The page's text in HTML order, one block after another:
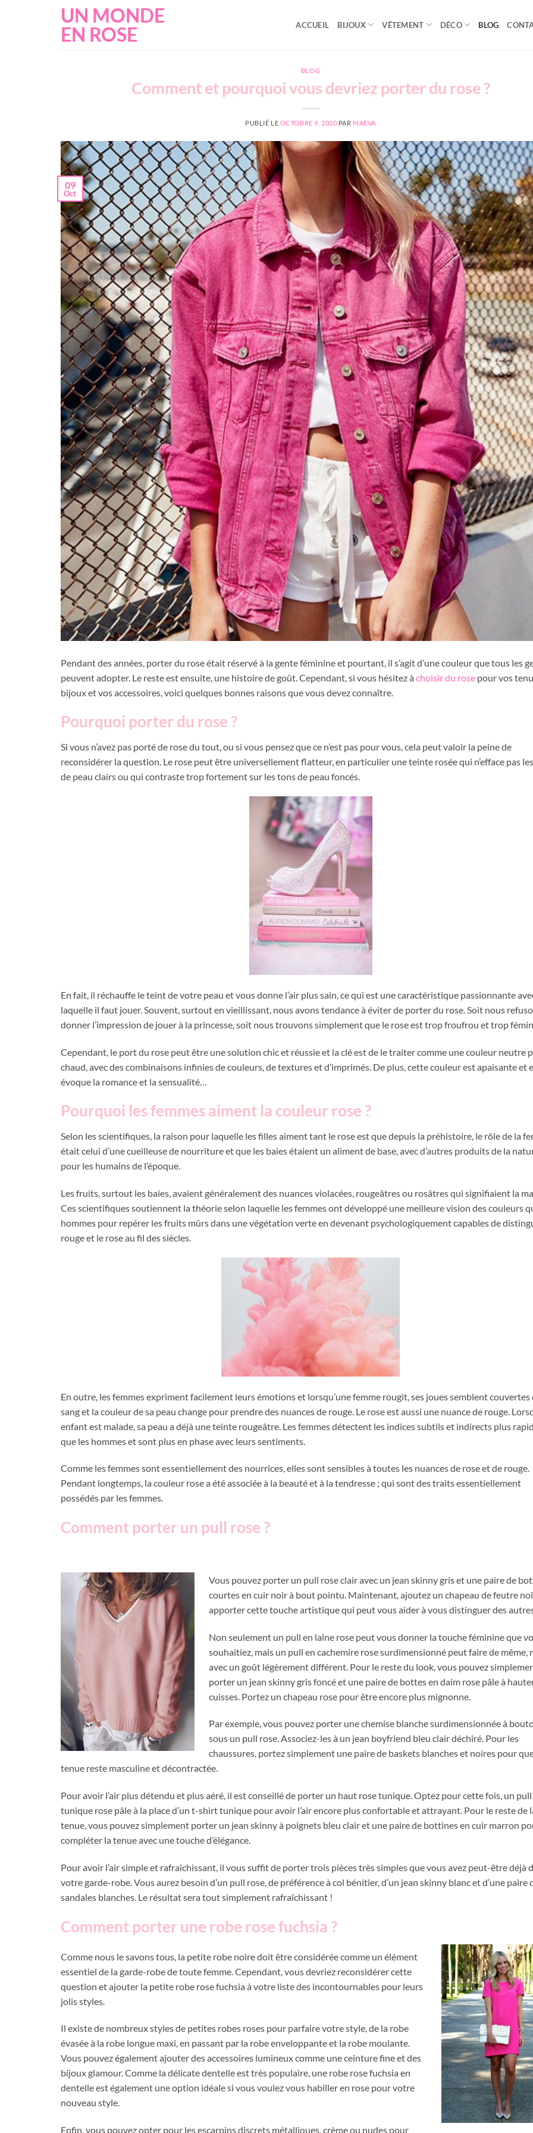
UN MONDE
EN ROSE
ACCUEIL BIJOUX VÊTEMENT DÉCO BLOG
BLOG
Comment et pourquoi vous devriez porter du rose ?
PUBLIÉ LE OCTOBRE 9, 2020 PAR MAEVA
09
Oct
Pendant des années, porter du rose était réservé à la gente féminine et pourtant, il s’agit d’une couleur que tous les
peuvent adopter. Le reste est ensuite, une histoire de goût. Cependant, si vous hésitez à choisir du rose pour vos
bijoux et vos accessoires, voici quelques bonnes raisons que vous devez connaître.
Pourquoi porter du rose ?
Si vous n’avez pas porté de rose du tout, ou si vous pensez que ce n’est pas pour vous, cela peut valoir la peine de
reconsidérer la question. Le rose peut être universellement flatteur, en particulier une teinte rosée qui n’efface pas
de peau clairs ou qui contraste trop fortement sur les tons de peau foncés.
En fait, il réchauffe le teint de votre peau et vous donne l’air plus sain, ce qui est une caractéristique passionnante
laquelle il faut jouer. Souvent, surtout en vieillissant, nous avons tendance à éviter de porter du rose. Soit nous
donner l’impression de jouer à la princesse, soit nous trouvons simplement que le rose est trop froufrou et trop
Cependant, le port du rose peut être une solution chic et réussie et la clé est de le traiter comme une couleur neutre
chaud, avec des combinaisons infinies de couleurs, de textures et d’imprimés. De plus, cette couleur est apaisante et
évoque la romance et la sensualité…
Pourquoi les femmes aiment la couleur rose ?
Selon les scientifiques, la raison pour laquelle les filles aiment tant le rose est que depuis la préhistoire, le rôle de la
était celui d’une cueilleuse de nourriture et que les baies étaient un aliment de base, avec d’autres produits de la
pour les humains de l’époque.
Les fruits, surtout les baies, avaient généralement des nuances violacées, rougeâtres ou rosâtres qui signifiaient la
Ces scientifiques soutiennent la théorie selon laquelle les femmes ont développé une meilleure vision des couleurs
hommes pour repérer les fruits mûrs dans une végétation verte en devenant psychologiquement capables de
rouge et le rose au fil des siècles.
En outre, les femmes expriment facilement leurs émotions et lorsqu’une femme rougit, ses joues semblent couvertes
sang et la couleur de sa peau change pour prendre des nuances de rouge. Le rose est aussi une nuance de rouge.
enfant est malade, sa peau a déjà une teinte rougeâtre. Les femmes détectent les indices subtils et indirects plus
que les hommes et sont plus en phase avec leurs sentiments.
Comme les femmes sont essentiellement des nourrices, elles sont sensibles à toutes les nuances de rose et de rouge.
Pendant longtemps, la couleur rose a été associée à la beauté et à la tendresse ; qui sont des traits essentiellement
possédés par les femmes.
Comment porter un pull rose ?
Vous pouvez porter un pull rose clair avec un jean skinny gris et une paire de
courtes en cuir noir à bout pointu. Maintenant, ajoutez un chapeau de feutre
apporter cette touche artistique qui peut vous aider à vous distinguer des
Non seulement un pull en laine rose peut vous donner la touche féminine que
souhaitiez, mais un pull en cachemire rose surdimensionné peut faire de même,
avec un goût légèrement différent. Pour le reste du look, vous pouvez
porter un jean skinny gris foncé et une paire de bottes en daim rose pâle à
cuisses. Portez un chapeau rose pour être encore plus mignonne.
Par exemple, vous pouvez porter une chemise blanche surdimensionnée à
sous un pull rose. Associez-les à un jean boyfriend bleu clair déchiré. Pour les
chaussures, portez simplement une paire de baskets blanches et noires pour
tenue reste masculine et décontractée.
Pour avoir l’air plus détendu et plus aéré, il est conseillé de porter un haut rose tunique. Optez pour cette fois, un pull
tunique rose pâle à la place d’un t-shirt tunique pour avoir l’air encore plus confortable et attrayant. Pour le reste de
tenue, vous pouvez simplement porter un jean skinny à poignets bleu clair et une paire de bottines en cuir marron
compléter la tenue avec une touche d’élégance.
Pour avoir l’air simple et rafraîchissant, il vous suffit de porter trois pièces très simples que vous avez peut-être déjà
votre garde-robe. Vous aurez besoin d’un pull rose, de préférence à col bénitier, d’un jean skinny blanc et d’une paire
sandales blanches. Le résultat sera tout simplement rafraîchissant !
Comment porter une robe rose fuchsia ?
Comme nous le savons tous, la petite robe noire doit être considérée comme un élément
essentiel de la garde-robe de toute femme. Cependant, vous devriez reconsidérer cette
question et ajouter la petite robe rose fuchsia à votre liste des incontournables pour leurs
jolis styles.
Il existe de nombreux styles de petites robes roses pour parfaire votre style, de la robe
évasée à la robe longue maxi, en passant par la robe enveloppante et la robe moulante.
Vous pouvez également ajouter des accessoires lumineux comme une ceinture fine et des
bijoux glamour. Comme la délicate dentelle est très populaire, une robe rose fuchsia en
dentelle est également une option idéale si vous voulez vous habiller en rose pour votre
nouveau style.
Enfin, vous pouvez opter pour les escarpins discrets métalliques, crème ou nudes pour